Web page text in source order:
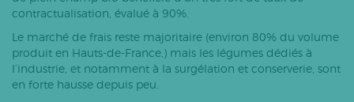
contractualisation, évalué à 90%.
Le marché de frais reste majoritaire (environ 80% du volume
produit en Hauts-de-France,) mais les légumes dédiés à
l’industrie, et notamment à la surgélation et conserverie, sont
en forte hausse depuis peu.